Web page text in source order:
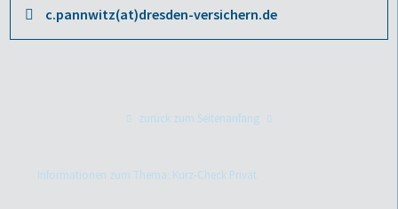
c.pannwitz(at)dresden-versichern.de
zurück zum Seitenanfang
Informationen zum Thema: Kurz-Check Privat